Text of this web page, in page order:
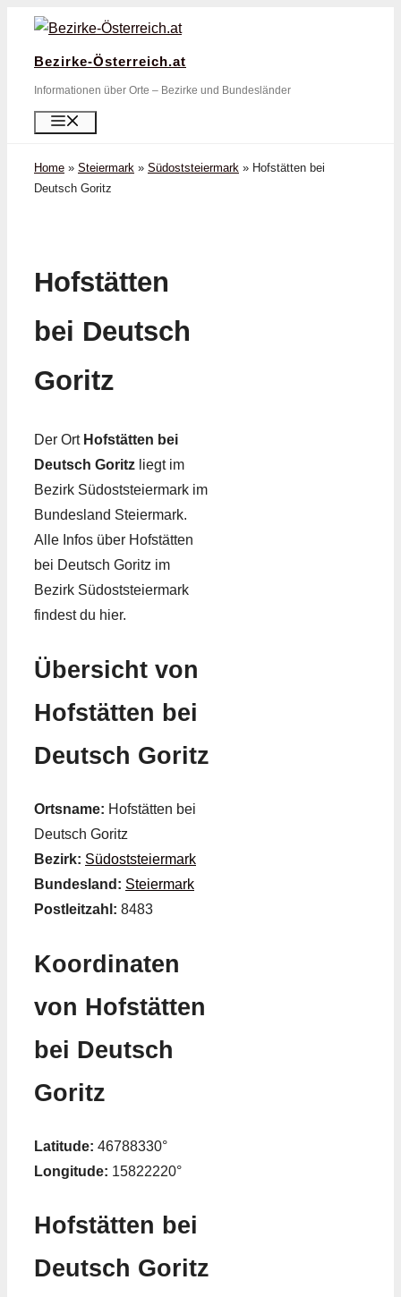
Zum
springen
Bezirke-Österreich.at
Informationen über Orte – Bezirke und Bundesländer
Home » Steiermark » Südoststeiermark » Hofstätten bei
Deutsch Goritz
Hofstätten
bei Deutsch
Goritz
Der Ort Hofstätten bei
Deutsch Goritz liegt im
Bezirk Südoststeiermark im
Bundesland Steiermark.
Alle Infos über Hofstätten
bei Deutsch Goritz im
Bezirk Südoststeiermark
findest du hier.
Übersicht von
Hofstätten bei
Deutsch Goritz
Ortsname: Hofstätten bei
Deutsch Goritz
Bezirk: Südoststeiermark
Bundesland: Steiermark
Postleitzahl: 8483
Koordinaten
von Hofstätten
bei Deutsch
Goritz
Latitude: 46788330°
Longitude: 15822220°
Hofstätten bei
Deutsch Goritz